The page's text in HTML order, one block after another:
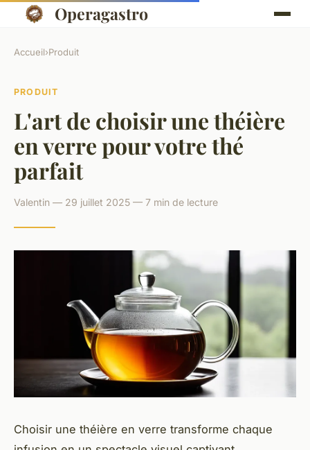
Operagastro
Accueil›Produit
PRODUIT
L'art de choisir une théière
en verre pour votre thé
parfait
Valentin — 29 juillet 2025 — 7 min de lecture
Choisir une théière en verre transforme chaque